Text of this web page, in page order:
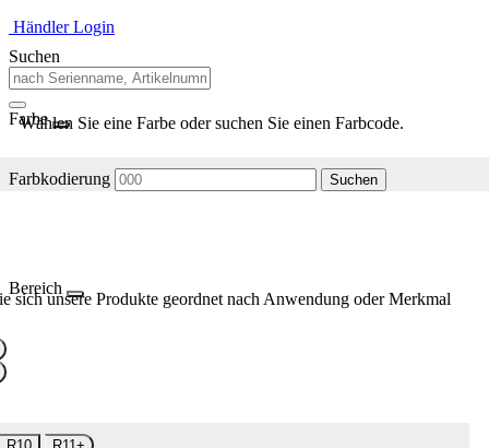
Händler Login
Suchen
Farbe
Wählen Sie eine Farbe oder suchen Sie einen Farbcode.
Farbkodierung Suchen
Bereich
sich unsere Produkte geordnet nach Anwendung oder Merkmal